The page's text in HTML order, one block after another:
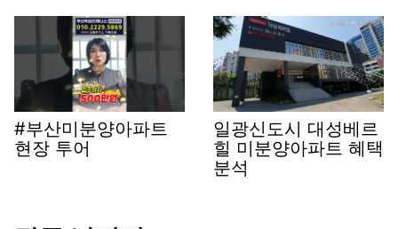
#부산미분양아파트
현장 투어
일광신도시 대성베르
힐 미분양아파트 혜택
분석